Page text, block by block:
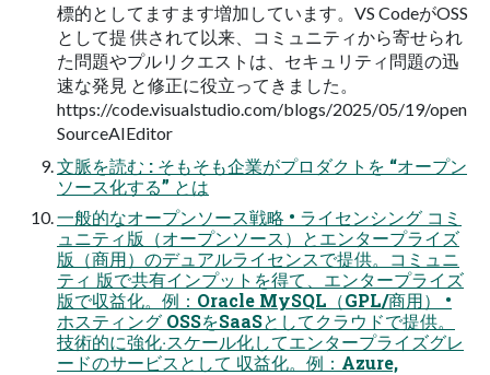
標的としてますます増加しています。VS CodeがOSS
として提 供されて以来、コミュニティから寄せられ
た問題やプルリクエストは、セキュリティ問題の迅
速な発⾒ と修正に役⽴ってきました。
https://code.visualstudio.com/blogs/2025/05/19/open
SourceAIEditor
⽂脈を読む : そもそも企業がプロダクトを “オープン
ソース化する” とは
⼀般的なオープンソース戦略 • ライセンシング コミ
ュニティ版（オープンソース）とエンタープライズ
版（商⽤）のデュアルライセンスで提供。コミュニ
ティ 版で共有インプットを得て、エンタープライズ
版で収益化。例：Oracle MySQL（GPL/商⽤） •
ホスティング OSSをSaaSとしてクラウドで提供。
技術的に強化‧スケール化してエンタープライズグレ
ードのサービスとして 収益化。例：Azure,